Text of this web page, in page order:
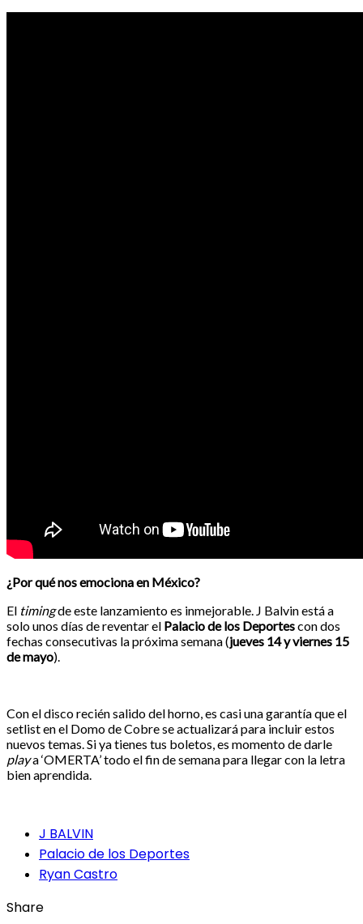
¿Por qué nos emociona en México?
El timingde este lanzamiento es inmejorable. J Balvin está a
solo unos días de reventar el Palacio de los Deportescon dos
fechas consecutivas la próxima semana (jueves 14 y viernes 15
de mayo).
Con el disco recién salido del horno, es casi una garantía que el
setlist en el Domo de Cobre se actualizará para incluir estos
nuevos temas. Si ya tienes tus boletos, es momento de darle
playa ‘OMERTA’ todo el fin de semana para llegar con la letra
bien aprendida.
J BALVIN
Palacio de los Deportes
Ryan Castro
Share